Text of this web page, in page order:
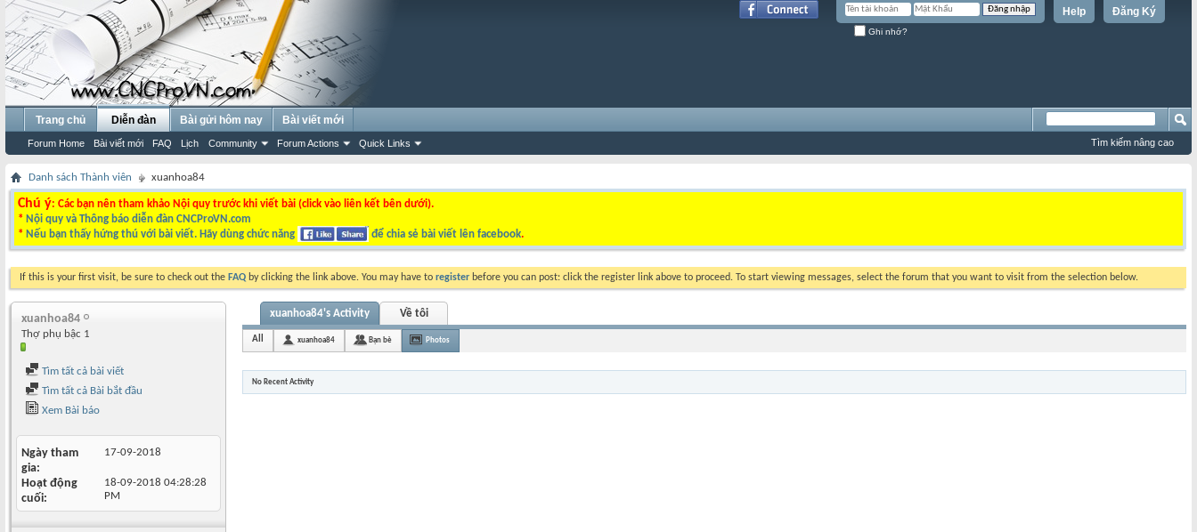
Đăng Ký
Help
Ghi nhớ?
Trang chủ Diễn đàn
Forum Home Bài viết mới FAQ Lịch Community Forum Actions Quick Links
Bài gửi hôm nay Bài viết mới
Tìm kiếm nâng cao
Danh sách Thành viên xuanhoa84
Chú ý: Các bạn nên tham khảo Nội quy trước khi viết bài (click vào liên kết bên dưới).
* Nội quy và Thông báo diễn đàn CNCProVN.com
* Nếu bạn thấy hứng thú với bài viết. Hãy dùng chức năng để chia sẻ bài viết lên facebook.
If this is your first visit, be sure to check out the FAQ by clicking the link above. You may have to register before you can post: click the register link above to proceed. To start viewing messages, select the forum that you want to visit from the selection below.
xuanhoa84
Thợ phụ bậc 1
Tìm tất cả bài viết
Tìm tất cả Bài bắt đầu
Xem Bài báo
Ngày tham
gia
17-09-2018
Hoạt động
cuối
18-09-2018 04:28:28
PM
xuanhoa84's Activity Về tôi
All xuanhoa84 Bạn bè Photos
No Recent Activity